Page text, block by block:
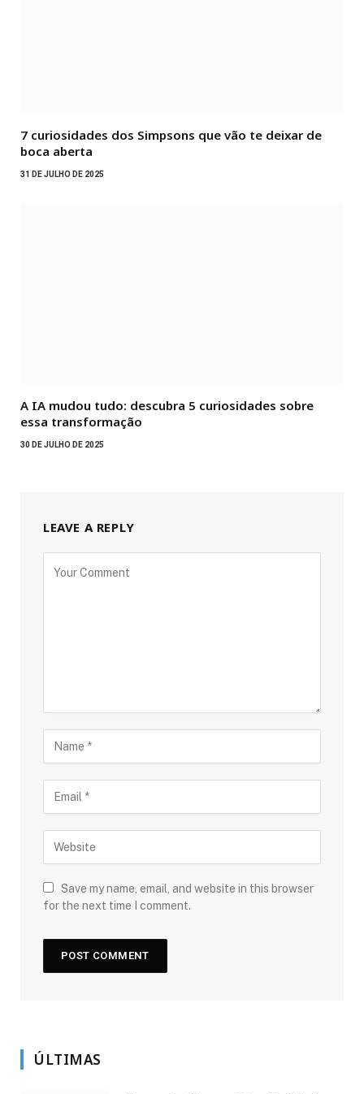
7 curiosidades dos Simpsons que vão te deixar de
boca aberta
31 DE JULHO DE 2025
A IA mudou tudo: descubra 5 curiosidades sobre
essa transformação
30 DE JULHO DE 2025
LEAVE A REPLY
Save my name, email, and website in this browser
for the next time I comment.
ÚLTIMAS